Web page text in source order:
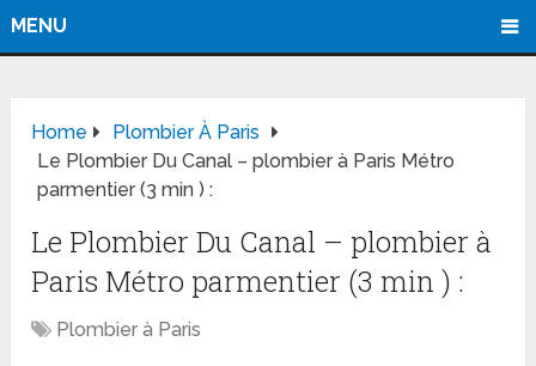
MENU
Home
Plombier À Paris
Le Plombier Du Canal – plombier à Paris Métro
parmentier (3 min ) :
Le Plombier Du Canal – plombier à
Paris Métro parmentier (3 min ) :
Plombier à Paris